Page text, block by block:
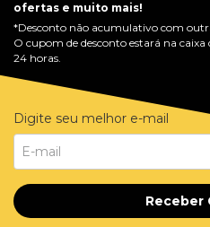
ofertas e muito mais!
*Desconto não acumulativo com
O cupom de desconto estará na
24 horas.
Digite seu melhor e-mail
Receber